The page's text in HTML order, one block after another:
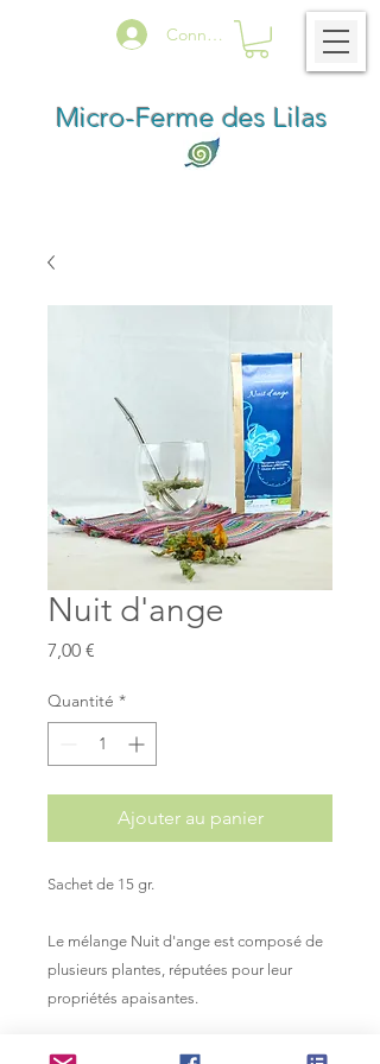
Micro-Ferme des Lilas
Connexion
Nuit d'ange
7,00 €
Quantité *
Ajouter au panier
Sachet de 15 gr.
Le mélange Nuit d'ange est composé de
plusieurs plantes, réputées pour leur
propriétés apaisantes.
Composition :